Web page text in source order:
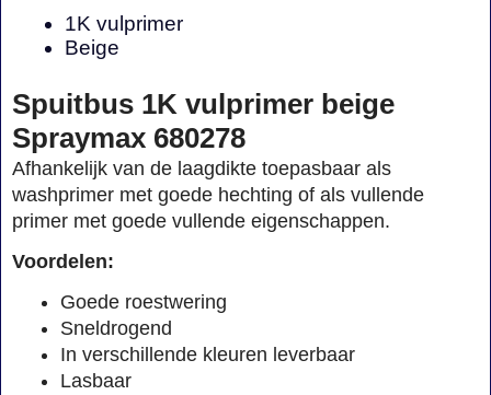
1K vulprimer
Beige
Spuitbus 1K vulprimer beige
Spraymax 680278
Afhankelijk van de laagdikte toepasbaar als
washprimer met goede hechting of als vullende
primer met goede vullende eigenschappen.
Voordelen:
Goede roestwering
Sneldrogend
In verschillende kleuren leverbaar
Lasbaar